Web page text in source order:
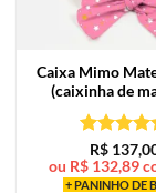
Caixa Mimo
(caixinha de
de 5
R$
ou R$ 132,89
+ PANINHO DE